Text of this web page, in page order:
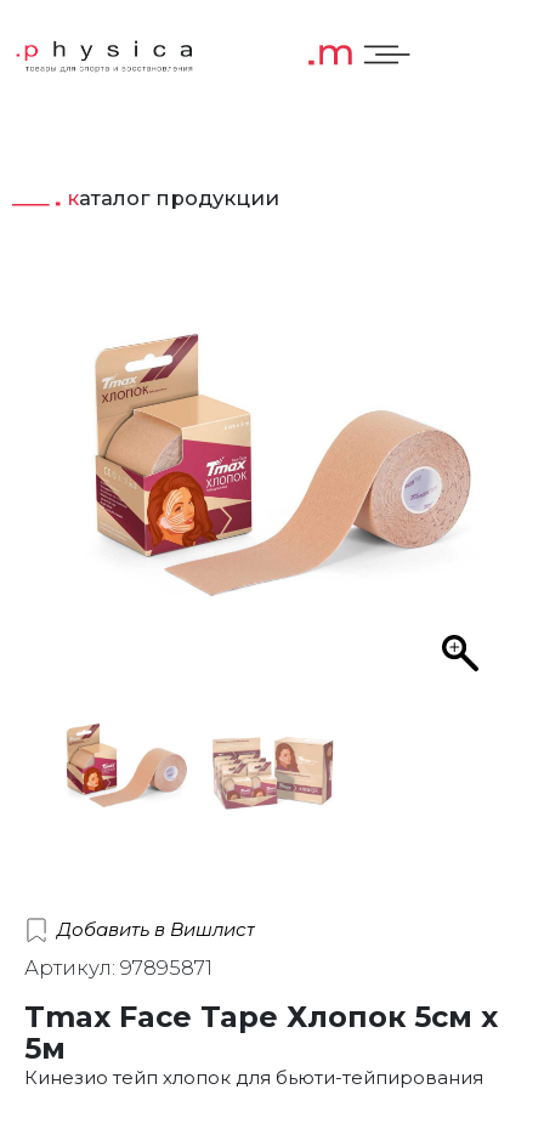
каталог продукции
Добавить в Вишлист
Артикул: 97895871
Tmax Face Tape Хлопок 5см х
5м
Кинезио тейп хлопок для бьюти-тейпирования